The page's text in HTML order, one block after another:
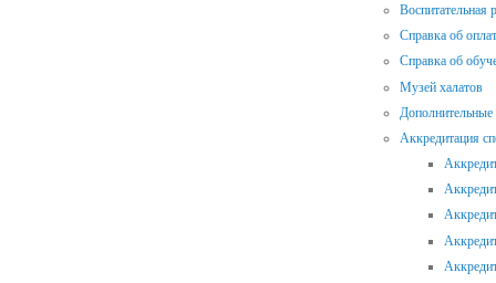
Воспитательная
Справка об
Справка об
Музей халатов
Дополнительные
Аккредитация